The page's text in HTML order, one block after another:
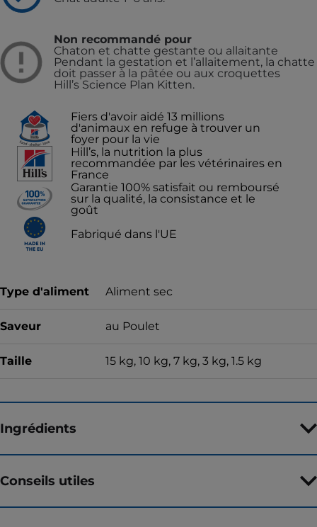
Non recommandé pour
Chaton et chatte gestante ou allaitante
Pendant la gestation et l’allaitement, la chatte
doit passer à la pâtée ou aux croquettes
Hill’s Science Plan Kitten.
Fiers d'avoir aidé 13 millions
d'animaux en refuge à trouver un
foyer pour la vie
Hill’s, la nutrition la plus
recommandée par les vétérinaires en
France
Garantie 100% satisfait ou remboursé
sur la qualité, la consistance et le
goût
Fabriqué dans l'UE
Type d'aliment Aliment sec
Saveur au Poulet
Taille 15 kg, 10 kg, 7 kg, 3 kg, 1.5 kg
Ingrédients
Conseils utiles